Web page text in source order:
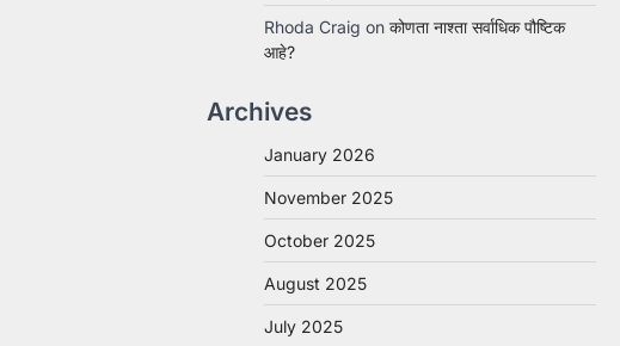
Rhoda Craig on कोणता नाश्ता सर्वाधिक पौष्टिक
आहे?
Archives
January 2026
November 2025
October 2025
August 2025
July 2025